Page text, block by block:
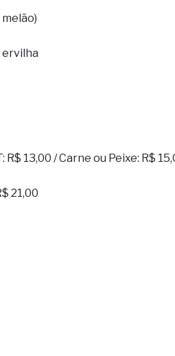
ervilha
13,00 / Carne ou Peixe: R$
21,00